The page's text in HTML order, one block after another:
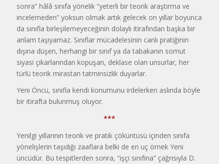
sonra” hâlâ sınıfa yönelik “yeterli bir teorik araştırma ve
incelemeden” yoksun olmak artık gelecek on yıllar boyunca
da sınıfla birleşilemeyeceğinin dolaylı itirafından başka bir
anlam taşıyamaz. Sınıflar mücadelesinin canlı pratiğinin
dışına düşen, herhangi bir sınıf ya da tabakanın somut
siyasi çıkarlarından kopuşan, deklase olan unsurlar, her
türlü teorik mirastan tatminsizlik duyarlar.
Yeni Öncü, sınıfla kendi konumunu irdelerken aslında böyle
bir itirafta bulunmuş oluyor.
***
Yenilgi yıllarının teorik ve pratik çöküntüsü içinden sınıfa
yönelişlerin taşıdığı zaaflara belki de en uç örnek Yeni
üncüdür. Bu tespitlerden sonra, “işçi sınıfına” çağrısıyla D.